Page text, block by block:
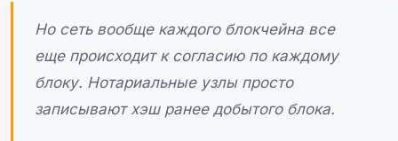
Но сеть вообще каждого блокчейна все
еще происходит к согласию по каждому
блоку. Нотариальные узлы просто
записывают хэш ранее добытого блока.